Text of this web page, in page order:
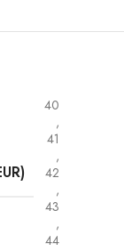
40
,
41
,
42
,
43
,
44